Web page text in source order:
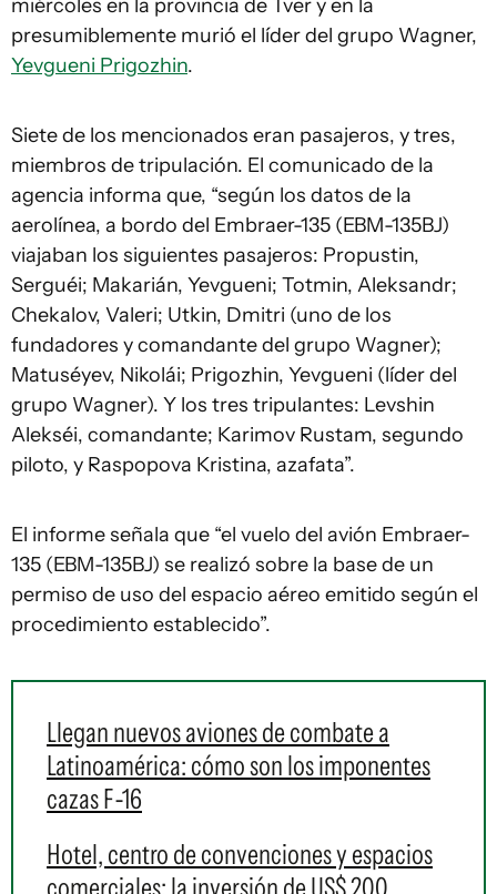
miércoles en la provincia de Tver y en la
presumiblemente murió el líder del grupo Wagner,
Yevgueni Prigozhin.
Siete de los mencionados eran pasajeros, y tres,
miembros de tripulación. El comunicado de la
agencia informa que, “según los datos de la
aerolínea, a bordo del Embraer-135 (EBM-135BJ)
viajaban los siguientes pasajeros: Propustin,
Serguéi; Makarián, Yevgueni; Totmin, Aleksandr;
Chekalov, Valeri; Utkin, Dmitri (uno de los
fundadores y comandante del grupo Wagner);
Matuséyev, Nikolái; Prigozhin, Yevgueni (líder del
grupo Wagner). Y los tres tripulantes: Levshin
Alekséi, comandante; Karimov Rustam, segundo
piloto, y Raspopova Kristina, azafata”.
El informe señala que “el vuelo del avión Embraer-
135 (EBM-135BJ) se realizó sobre la base de un
permiso de uso del espacio aéreo emitido según el
procedimiento establecido”.
Llegan nuevos aviones de combate a
Latinoamérica: cómo son los imponentes
cazas F-16
Hotel, centro de convenciones y espacios
comerciales: la inversión de US$ 200